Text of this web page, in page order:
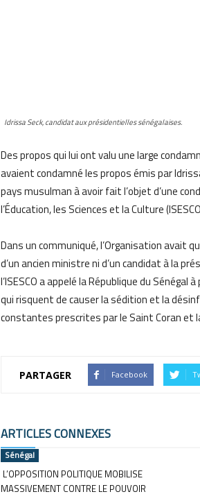
Idrissa Seck, candidat aux présidentielles sénégalaises.
Des propos qui lui ont valu une large
avaient condamné les propos émis par
pays musulman à avoir fait l’objet d’une
l’Éducation, les Sciences et la Culture
Dans un communiqué, l’Organisation avait
d’un ancien ministre ni d’un candidat à la
l’ISESCO a appelé la République du
qui risquent de causer la sédition et la
constantes prescrites par le Saint Coran et
PARTAGER Facebook
ARTICLES CONNEXES
Sénégal
L’OPPOSITION POLITIQUE MOBILISE
MASSIVEMENT CONTRE LE POUVOIR